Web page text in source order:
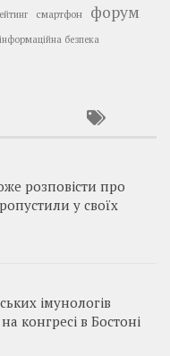
смартфон форум
інформаційна безпека
розповісти про
у своїх
імунологів
конгресі в Бостоні